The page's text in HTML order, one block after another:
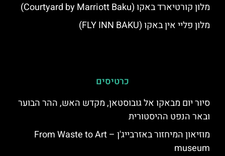
מלון קורטיארד באקו (Courtyard by Marriott Baku)
מלון פליי אין באקו (FLY INN BAKU)
כרטיסים
סיור יום מבאקו אל גובוסטאן, מקדש האש, ההר הבוער
ובאר הנפט ההיסטורית
מוזיאון המיחזור באזרבייג'ן – From Waste to Art
museum